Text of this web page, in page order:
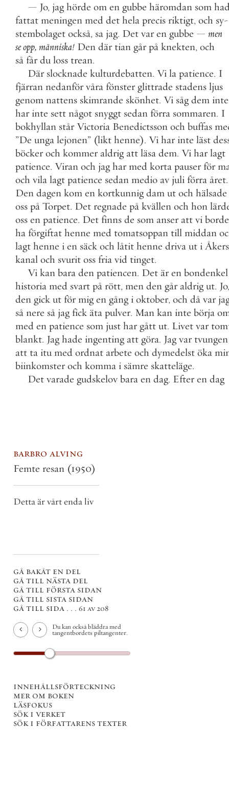
— Jo, jag hörde om en gubbe häromdan som
fattat meningen med det hela precis riktigt, och sy-
stembolaget också, sa jag. Det var en gubbe — men
seopp, människa! Den där tian går på knekten, och
så får du loss trean.
Där slocknade kulturdebatten. Vi la patience. I
fjärran nedanför våra fönster glittrade stadens ljus
genom nattens skimrande skönhet. Vi såg dem inte
har inte sett något snyggt sedan förra sommaren. I
bokhyllan står Victoria Benedictsson och buffas
”De unga lejonen” (likt henne). Vi har inte läst
böcker och kommer aldrig att läsa dem. Vi har lagt
patience. Viran och jag har med korta pauser för
och vila lagt patience sedan medio av juli förra året.
Den dagen kom en kortkunnig dam ut och hälsade
oss på Torpet. Det regnade på kvällen och hon
oss en patience. Det finns de som anser att vi borde
ha förgiftat henne med tomatsoppan till middan
lagt henne i en säck och låtit henne driva ut i Åkers
kanal och svurit oss fria vid tinget.
Vi kan bara den patiencen. Det är en bondenkel
historia med svart på rött, men den går aldrig ut. Jo,
den gick ut för mig en gång i oktober, och då var
så nere så jag fick äta pulver. Man kan inte börja
med en patience som just har gått ut. Livet var
blankt. Jag hade ingenting att göra. Jag var tvungen
att ta itu med ordnat arbete och dymedelst öka
biinkomster och komma i sämre skatteläge.
Det varade gudskelov bara en dag. Efter en dag
barbro alving
Femte resan (1950)
Detta är vårt enda liv
gå bakåt en del
gå till nästa del
gå till första sidan
gå till sista sidan
gå till sida . . . 61 av 208
Du kan också bläddra med
tangentbordets piltangenter.
innehållsförteckning
mer om boken
läsfokus
sök i verket
sök i författarens texter